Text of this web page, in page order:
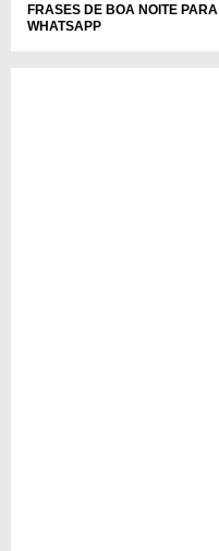
FRASES DE BOA NOITE PARA
WHATSAPP